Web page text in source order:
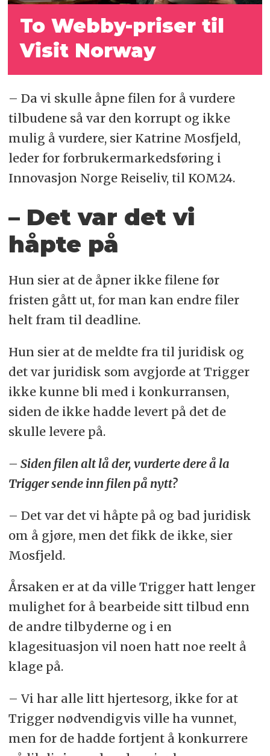
To Webby-priser til
Visit Norway
– Da vi skulle åpne filen for å vurdere
tilbudene så var den korrupt og ikke
mulig å vurdere, sier Katrine Mosfjeld,
leder for forbrukermarkedsføring i
Innovasjon Norge Reiseliv, til KOM24.
– Det var det vi
håpte på
Hun sier at de åpner ikke filene før
fristen gått ut, for man kan endre filer
helt fram til deadline.
Hun sier at de meldte fra til juridisk og
det var juridisk som avgjorde at Trigger
ikke kunne bli med i konkurransen,
siden de ikke hadde levert på det de
skulle levere på.
– Siden filen alt lå der, vurderte dere å la
Trigger sende inn filen på nytt?
– Det var det vi håpte på og bad juridisk
om å gjøre, men det fikk de ikke, sier
Mosfjeld.
Årsaken er at da ville Trigger hatt lenger
mulighet for å bearbeide sitt tilbud enn
de andre tilbyderne og i en
klagesituasjon vil noen hatt noe reelt å
klage på.
– Vi har alle litt hjertesorg, ikke for at
Trigger nødvendigvis ville ha vunnet,
men for de hadde fortjent å konkurrere